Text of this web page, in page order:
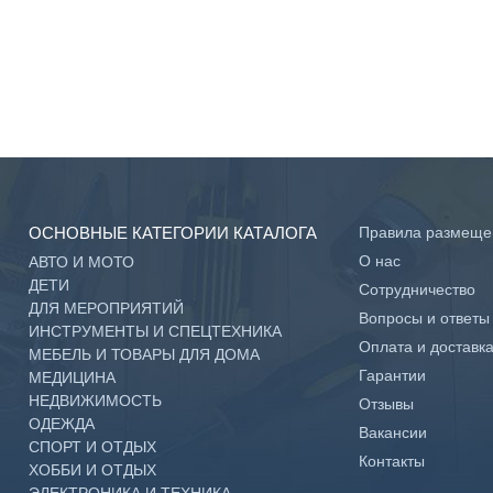
ОСНОВНЫЕ КАТЕГОРИИ КАТАЛОГА
АВТО И МОТО
ДЕТИ
ДЛЯ МЕРОПРИЯТИЙ
ИНСТРУМЕНТЫ И СПЕЦТЕХНИКА
МЕБЕЛЬ И ТОВАРЫ ДЛЯ ДОМА
МЕДИЦИНА
НЕДВИЖИМОСТЬ
ОДЕЖДА
СПОРТ И ОТДЫХ
ХОББИ И ОТДЫХ
Правила
О нас
Сотрудничество
Вопросы и ответы
Оплата и доставка
Гарантии
Отзывы
Вакансии
Контакты